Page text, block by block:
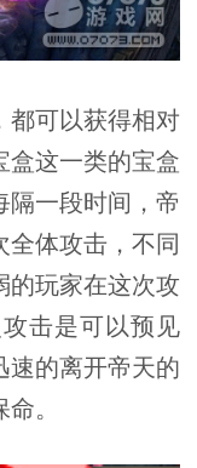
都可以获得相对
盒这一类的宝盒
一段时间，帝
体攻击，不同
的玩家在这次攻
击是可以预见
速的离开帝天的
。